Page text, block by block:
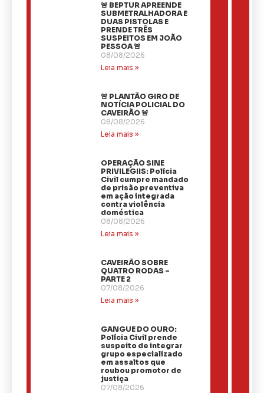
🚨 BEPTUR APREENDE
SUBMETRALHADORA E
DUAS PISTOLAS E
PRENDE TRÊS
SUSPEITOS EM JOÃO
PESSOA 🚨
08/08/2026
Leia mais »
🚨 PLANTÃO GIRO DE
NOTÍCIA POLICIAL DO
CAVEIRÃO 🚨
08/08/2026
Leia mais »
OPERAÇÃO SINE
PRIVILEGIIS: Polícia
Civil cumpre mandado
de prisão preventiva
em ação integrada
contra violência
doméstica
08/08/2026
Leia mais »
CAVEIRÃO SOBRE
QUATRO RODAS –
PARTE 2
07/08/2026
Leia mais »
GANGUE DO OURO:
Polícia Civil prende
suspeito de integrar
grupo especializado
em assaltos que
roubou promotor de
justiça
07/08/2026